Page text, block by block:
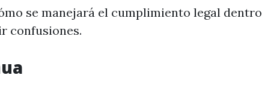
se manejará el cumplimiento legal dentro
confusiones.